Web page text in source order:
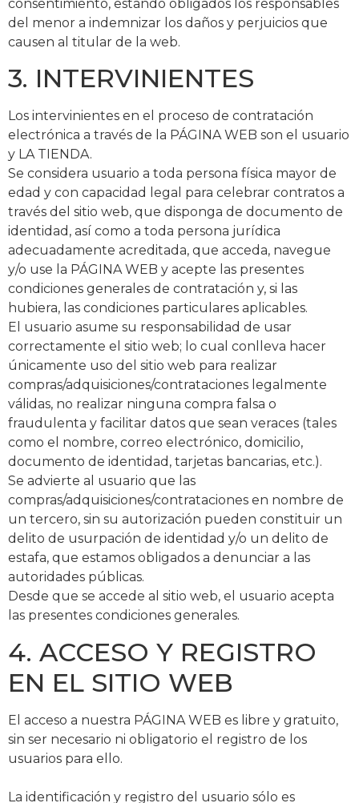
consentimiento, estando obligados los responsables
del menor a indemnizar los daños y perjuicios que
causen al titular de la web.
3. INTERVINIENTES
Los intervinientes en el proceso de contratación
electrónica a través de la PÁGINA WEB son el usuario
y LA TIENDA.
Se considera usuario a toda persona física mayor de
edad y con capacidad legal para celebrar contratos a
través del sitio web, que disponga de documento de
identidad, así como a toda persona jurídica
adecuadamente acreditada, que acceda, navegue
y/o use la PÁGINA WEB y acepte las presentes
condiciones generales de contratación y, si las
hubiera, las condiciones particulares aplicables.
El usuario asume su responsabilidad de usar
correctamente el sitio web; lo cual conlleva hacer
únicamente uso del sitio web para realizar
compras/adquisiciones/contrataciones legalmente
válidas, no realizar ninguna compra falsa o
fraudulenta y facilitar datos que sean veraces (tales
como el nombre, correo electrónico, domicilio,
documento de identidad, tarjetas bancarias, etc.).
Se advierte al usuario que las
compras/adquisiciones/contrataciones en nombre de
un tercero, sin su autorización pueden constituir un
delito de usurpación de identidad y/o un delito de
estafa, que estamos obligados a denunciar a las
autoridades públicas.
Desde que se accede al sitio web, el usuario acepta
las presentes condiciones generales.
4. ACCESO Y REGISTRO
EN EL SITIO WEB
El acceso a nuestra PÁGINA WEB es libre y gratuito,
sin ser necesario ni obligatorio el registro de los
usuarios para ello.
La identificación y registro del usuario sólo es